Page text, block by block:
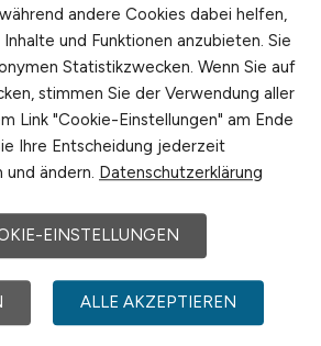
Pharmazie,
Handel, Feinmechanik, Logistik
in Salzgitter, die attraktive
: Volkswagenwerk Salzgitter,
Salzgitter Flachstahl GmbH,
GmbH, Alstom Transport
Robert Bosch Elektronik
Brümmer GmbH & Co. KG, Hans
AG, IKEA Distribution
Co. KG, PA Propan & Ammoniak
Stellenangebote inSalzgitter
andere Cookies dabei helfen,
und Funktionen anzubieten. Sie
Statistikzwecken. Wenn Sie auf
stimmen Sie der Verwendung aller
Link "Cookie-Einstellungen" am Ende
Ihre Entscheidung jederzeit
ändern. Datenschutzerklärung
EINSTELLUNGEN
ALLE AKZEPTIEREN